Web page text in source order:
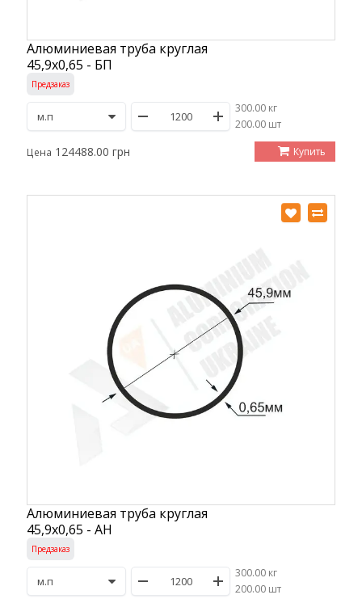
Алюминиевая труба круглая
45,9х0,65 - БП
Предзаказ
300.00 кг
/200.00 шт
Цена 124488.00 грн Купить
Алюминиевая труба круглая
45,9х0,65 - АН
Предзаказ
300.00 кг
/200.00 шт